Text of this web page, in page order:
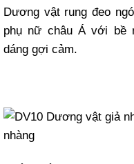
Dương vật rung đeo
phụ nữ châu Á với bề
dáng gợi cảm.